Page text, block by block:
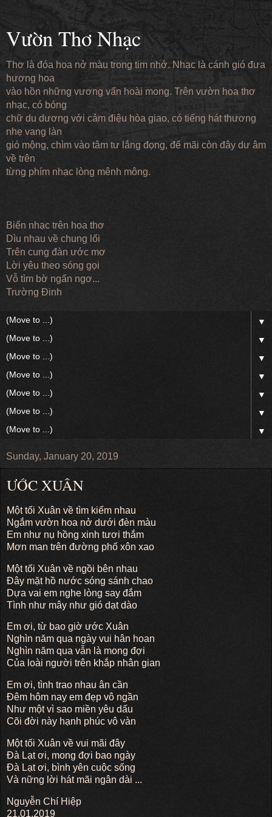
Vườn Thơ Nhạc
Thơ là đóa hoa nở màu trong tim nhớ. Nhạc là cánh gió đưa
hương hoa
vào hồn những vương vấn hoài mong. Trên vườn hoa thơ
nhạc, có bóng
chữ du dương với cảm điệu hòa giao, có tiếng hát thương
nhẹ vang làn
gió mộng, chìm vào tâm tư lắng đọng, để mãi còn đây dư âm
về trên
từng phím nhạc lòng mênh mông.
Biển nhạc trên hoa thơ
Dìu nhau về chung lối
Trên cung đàn ước mơ
Lời yêu theo sóng gọi
Vỗ tìm bờ ngẩn ngơ...
Trường Đinh
▼
▼
▼
▼
▼
▼
▼
Sunday, January 20, 2019
ƯỚC XUÂN
Một tối Xuân về tìm kiếm nhau
Ngắm vườn hoa nở dưới đèn màu
Em như nụ hồng xinh tươi thắm
Mơn man trên đường phố xôn xao
Một tối Xuân về ngồi bên nhau
Đây mặt hồ nước sóng sánh chao
Dựa vai em nghe lòng say đắm
Tình như mây như gió dạt dào
Em ơi, từ bao giờ ước Xuân
Nghìn năm qua ngày vui hân hoan
Nghìn năm qua vẫn là mong đợi
Của loài người trên khắp nhân gian
Em ơi, tình trao nhau ân cần
Đêm hôm nay em đẹp vô ngần
Như một vì sao miền yêu dấu
Cõi đời này hạnh phúc vô vàn
Một tối Xuân về vui mãi đây
Đà Lạt ơi, mong đợi bao ngày
Đà Lạt ơi, bình yên cuộc sống
Và nững lời hát mãi ngân dài ...
Nguyễn Chí Hiệp
21.01.2019